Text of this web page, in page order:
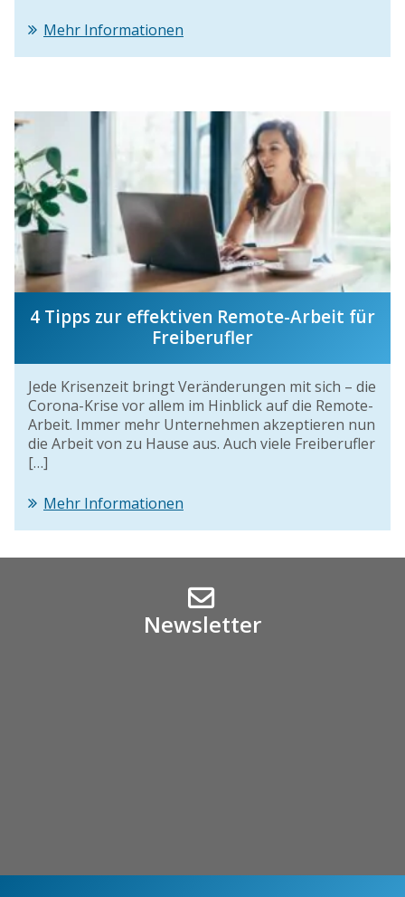
Mehr Informationen
4 Tipps zur effektiven Remote-Arbeit für
Freiberufler
Jede Krisenzeit bringt Veränderungen mit sich – die
Corona-Krise vor allem im Hinblick auf die Remote-
Arbeit. Immer mehr Unternehmen akzeptieren nun
die Arbeit von zu Hause aus. Auch viele Freiberufler
[…]
Mehr Informationen
Newsletter